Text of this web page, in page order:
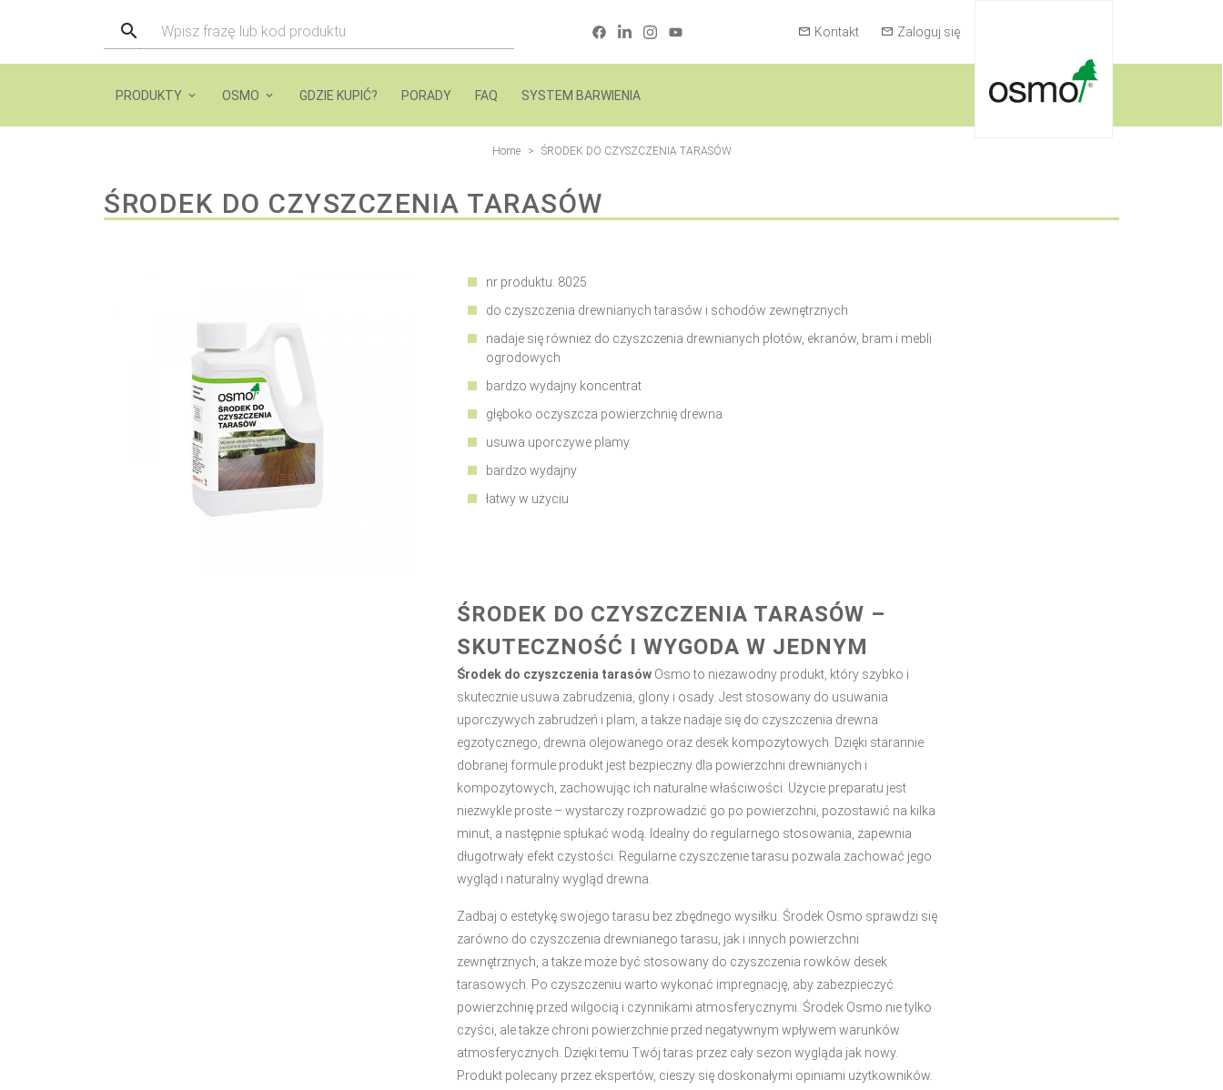
Kontakt Zaloguj się
PRODUKTY OSMO GDZIE KUPIĆ? PORADY FAQ SYSTEM BARWIENIA
Home ŚRODEK DO CZYSZCZENIA TARASÓW
ŚRODEK DO CZYSZCZENIA TARASÓW
nr produktu: 8025
do czyszczenia drewnianych tarasów i schodów zewnętrznych
nadaje się również do czyszczenia drewnianych płotów, ekranów, bram i mebli
ogrodowych
bardzo wydajny koncentrat
głęboko oczyszcza powierzchnię drewna
usuwa uporczywe plamy
bardzo wydajny
łatwy w użyciu
ŚRODEK DO CZYSZCZENIA TARASÓW –
SKUTECZNOŚĆ I WYGODA W JEDNYM
Środek do czyszczenia tarasówOsmo to niezawodny produkt, który szybko i
skutecznie usuwa zabrudzenia, glony i osady. Jest stosowany do usuwania
uporczywych zabrudzeń i plam, a także nadaje się do czyszczenia drewna
egzotycznego, drewna olejowanego oraz desek kompozytowych. Dzięki starannie
dobranej formule produkt jest bezpieczny dla powierzchni drewnianych i
kompozytowych, zachowując ich naturalne właściwości. Użycie preparatu jest
niezwykle proste – wystarczy rozprowadzić go po powierzchni, pozostawić na kilka
minut, a następnie spłukać wodą. Idealny do regularnego stosowania, zapewnia
długotrwały efekt czystości. Regularne czyszczenie tarasu pozwala zachować jego
wygląd i naturalny wygląd drewna.
Zadbaj o estetykę swojego tarasu bez zbędnego wysiłku. Środek Osmo sprawdzi się
zarówno do czyszczenia drewnianego tarasu, jak i innych powierzchni
zewnętrznych, a także może być stosowany do czyszczenia rowków desek
tarasowych. Po czyszczeniu warto wykonać impregnację, aby zabezpieczyć
powierzchnię przed wilgocią i czynnikami atmosferycznymi. Środek Osmo nie tylko
czyści, ale także chroni powierzchnie przed negatywnym wpływem warunków
atmosferycznych. Dzięki temu Twój taras przez cały sezon wygląda jak nowy.
Produkt polecany przez ekspertów, cieszy się doskonałymi opiniami użytkowników.